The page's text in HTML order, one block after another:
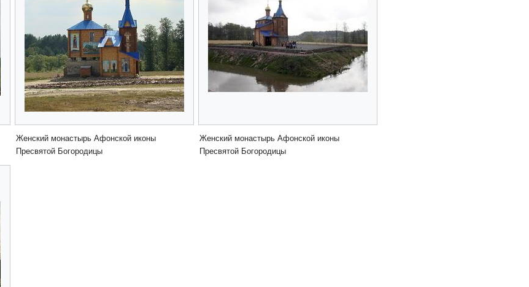
Женский монастырь Афонской иконы
Пресвятой Богородицы
Женский монастырь Афонской иконы
Пресвятой Богородицы